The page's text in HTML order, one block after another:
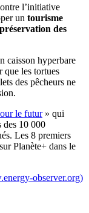
l’initiative
un tourisme
préservation des
caisson hyperbare
que les tortues
des pêcheurs ne
le futur» qui
des 10 000
Les 8 premiers
Planète+ dans le
observer.org)